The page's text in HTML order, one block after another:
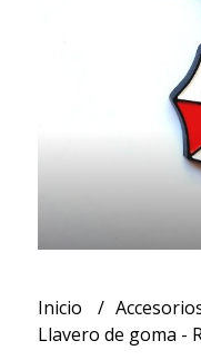
Inicio
Llavero de goma -